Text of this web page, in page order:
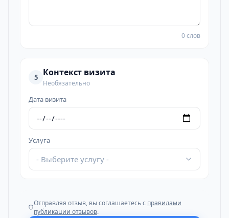
0 слов
5 Контекст визита
Необязательно
Дата визита
Услуга
- Выберите услугу -
Отправляя отзыв, вы соглашаетесь с правилами
публикации отзывов.